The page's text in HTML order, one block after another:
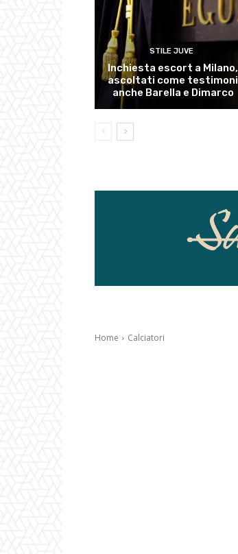
STILE JUVE
Inchiesta escort a Milano,
ascoltati come testimoni
anche Barella e Dimarco